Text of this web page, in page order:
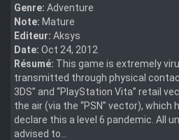
Genre: Adventure
Note: Mature
Editeur: Aksys
Date: Oct 24, 2012
Résumé: This game is extremely
transmitted through physical
3DS” and “PlayStation Vita” retail
the air (via the “PSN” vector), which
declare this a level 6 pandemic. All
advised to...